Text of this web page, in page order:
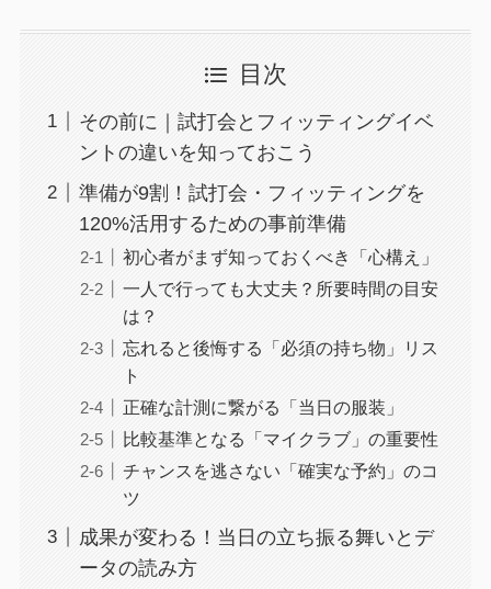
目次
その前に｜試打会とフィッティングイベ
ントの違いを知っておこう
準備が9割！試打会・フィッティングを
120%活用するための事前準備
初心者がまず知っておくべき「心構え」
一人で行っても大丈夫？所要時間の目安
は？
忘れると後悔する「必須の持ち物」リス
ト
正確な計測に繋がる「当日の服装」
比較基準となる「マイクラブ」の重要性
チャンスを逃さない「確実な予約」のコ
ツ
成果が変わる！当日の立ち振る舞いとデ
ータの読み方